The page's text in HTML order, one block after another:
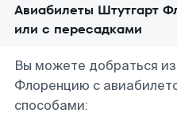
Авиабилеты Штутгарт
или с пересадками
Вы можете добраться
Флоренцию с
способами: